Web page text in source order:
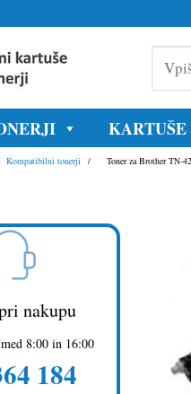
model
oznako
kartuše/
KARTUŠE
Kompatibilni tonerji Toner za Brother TN-
nakupu
8:00 in 16:00
184